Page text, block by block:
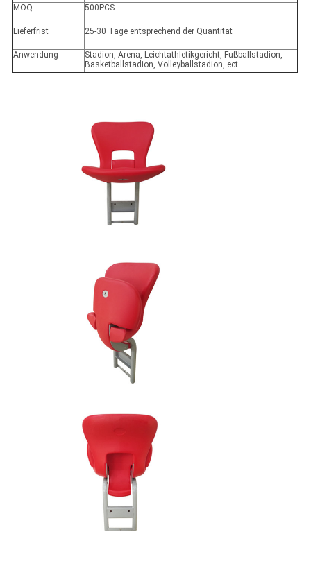
MOQ 500PCS
Lieferfrist 25-30 Tage entsprechend der Quantität
Anwendung
Stadion, Arena, Leichtathletikgericht, Fußballstadion,
Basketballstadion, Volleyballstadion, ect.